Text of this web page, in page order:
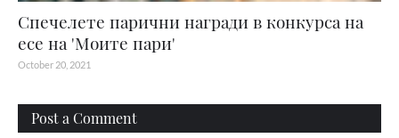
Спечелете парични награди в конкурса на
есе на 'Моите пари'
October 20, 2021
Post a Comment